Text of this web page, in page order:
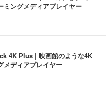
ミングメディアプレイヤー
4K Plus | 映画館のような4K
メディアプレイヤー